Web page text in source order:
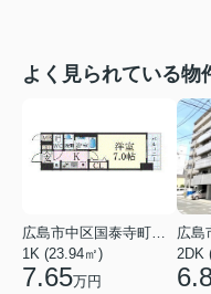
よく見られている物
広島市中区国泰寺町２丁目
1K (23.94㎡)
7.65万円
広島
2DK